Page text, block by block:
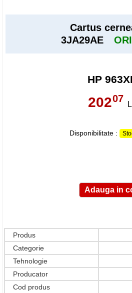
Cartus
3JA29AE
HP
20207
Disponibilitate :
Produs
Categorie
Tehnologie
Producator
Cod produs